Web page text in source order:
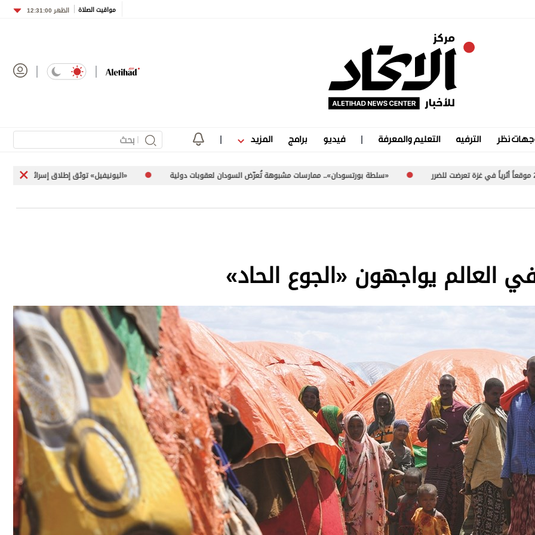
مواقيت الصلاة الظهر 12:31:00
نظر الترفيه التعليم والمعرفة فيديو برامج المزيد
«سلطة بورتسودان».. ممارسات مشبوهة تُعرّض السودان لعقوبات دولية «اليونيفيل» توثق إطلاق إسرائيل 113 مقذوفاً على جنوب لبنان